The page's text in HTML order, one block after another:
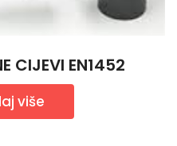
CIJEVI EN1452
više